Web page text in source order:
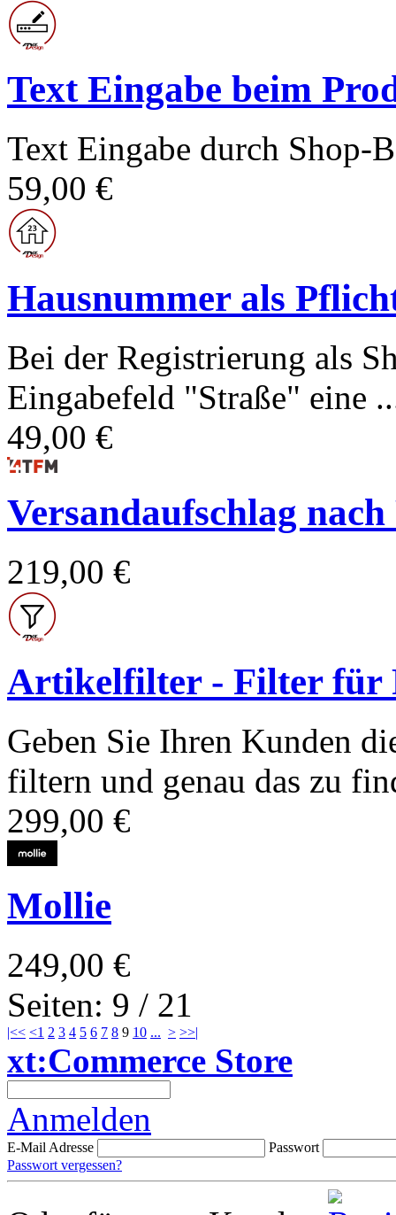
Text Eingabe beim
Text Eingabe durch Shop-
59,00 €
Hausnummer als
Bei der Registrierung als
Eingabefeld "Straße" eine
49,00 €
Versandaufschlag
219,00 €
Artikelfilter - Filter für
Geben Sie Ihren Kunden
filtern und genau das zu
299,00 €
Mollie
249,00 €
Seiten: 9 / 21
|<< <1 2 3 4 5 6 7 8 9 10 ... > >>|
xt:Commerce Store
Anmelden
E-Mail Adresse
Passwort
Passwort vergessen?